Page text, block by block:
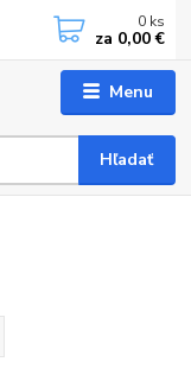
Menu
Hľadať
0 ks
za 0,00 €